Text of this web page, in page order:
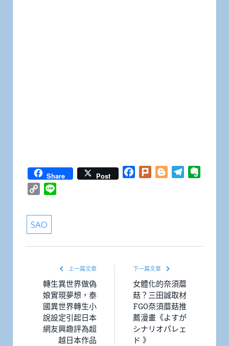
Share Post Facebook
Plurk BloggerTelegram
Copy
SAO
上一篇文章
轉生異世界做偽
娘實現夢想，泰
國異世界轉生小
說設定引起日本
網友興趣評為超
越日本作品
下一篇文章
女體化的奈須蘑
菇？三田誠取材
FGO奈須蘑菇推
薦漫畫《よすが
シナリオパレェ
ド 》